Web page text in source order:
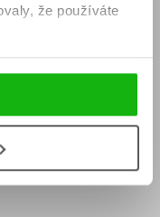
že používáte
program
Albatros Media